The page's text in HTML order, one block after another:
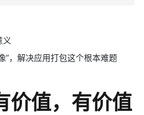
义
”，解决应用打包这个根本难题
价值，有价值